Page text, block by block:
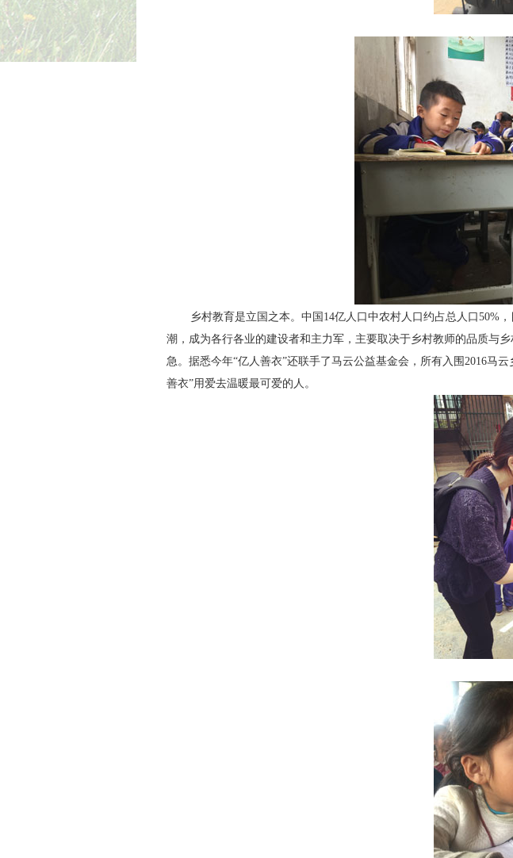
乡村教育是立国之本。中国14亿人口中农村人口约占总人口50%
潮，成为各行各业的建设者和主力军，主要取决于乡村教师的品质与
急。据悉今年“亿人善衣”还联手了马云公益基金会，所有入围2016马
善衣”用爱去温暖最可爱的人。